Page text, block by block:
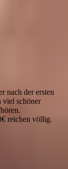
nach der ersten
viel schöner
reichen völlig.